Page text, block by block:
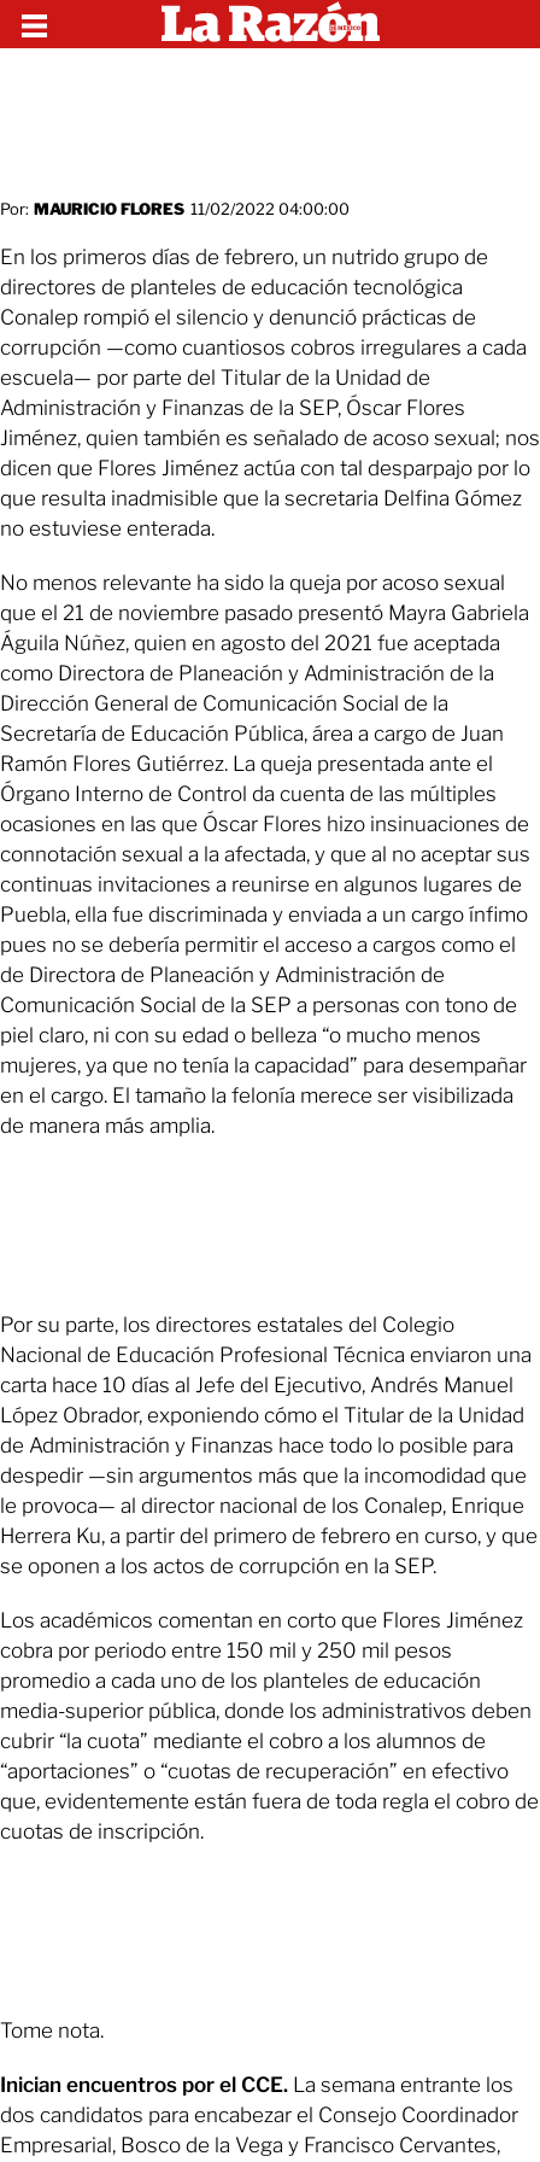
Por: MAURICIO FLORES 11/02/2022 04:00:00
En los primeros días de febrero, un nutrido grupo de
directores de planteles de educación tecnológica
Conalep rompió el silencio y denunció prácticas de
corrupción —como cuantiosos cobros irregulares a cada
escuela— por parte del Titular de la Unidad de
Administración y Finanzas de la SEP, Óscar Flores
Jiménez, quien también es señalado de acoso sexual; nos
dicen que Flores Jiménez actúa con tal desparpajo por lo
que resulta inadmisible que la secretaria Delfina Gómez
no estuviese enterada.
No menos relevante ha sido la queja por acoso sexual
que el 21 de noviembre pasado presentó Mayra Gabriela
Águila Núñez, quien en agosto del 2021 fue aceptada
como Directora de Planeación y Administración de la
Dirección General de Comunicación Social de la
Secretaría de Educación Pública, área a cargo de Juan
Ramón Flores Gutiérrez. La queja presentada ante el
Órgano Interno de Control da cuenta de las múltiples
ocasiones en las que Óscar Flores hizo insinuaciones de
connotación sexual a la afectada, y que al no aceptar sus
continuas invitaciones a reunirse en algunos lugares de
Puebla, ella fue discriminada y enviada a un cargo ínfimo
pues no se debería permitir el acceso a cargos como el
de Directora de Planeación y Administración de
Comunicación Social de la SEP a personas con tono de
piel claro, ni con su edad o belleza “o mucho menos
mujeres, ya que no tenía la capacidad” para desempañar
en el cargo. El tamaño la felonía merece ser visibilizada
de manera más amplia.
Por su parte, los directores estatales del Colegio
Nacional de Educación Profesional Técnica enviaron una
carta hace 10 días al Jefe del Ejecutivo, Andrés Manuel
López Obrador, exponiendo cómo el Titular de la Unidad
de Administración y Finanzas hace todo lo posible para
despedir —sin argumentos más que la incomodidad que
le provoca— al director nacional de los Conalep, Enrique
Herrera Ku, a partir del primero de febrero en curso, y que
se oponen a los actos de corrupción en la SEP.
Los académicos comentan en corto que Flores Jiménez
cobra por periodo entre 150 mil y 250 mil pesos
promedio a cada uno de los planteles de educación
media-superior pública, donde los administrativos deben
cubrir “la cuota” mediante el cobro a los alumnos de
“aportaciones” o “cuotas de recuperación” en efectivo
que, evidentemente están fuera de toda regla el cobro de
cuotas de inscripción.
Tome nota.
Inician encuentros por el CCE. La semana entrante los
dos candidatos para encabezar el Consejo Coordinador
Empresarial, Bosco de la Vega y Francisco Cervantes,